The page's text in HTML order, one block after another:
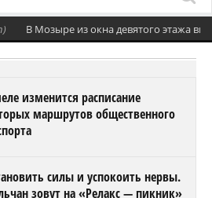
В Мозыре из окна девятого этажа
изменится расписание
маршрутов общественного
силы и успокоить нервы.
зовут на «Релакс — пикник»